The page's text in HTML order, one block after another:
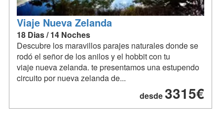
Viaje Nueva Zelanda
18 Dias / 14 Noches
Descubre los maravillos parajes naturales donde se
rodó el señor de los anilos y el hobbit con tu
viaje nueva zelanda. te presentamos una estupendo
circuito por nueva zelanda de...
desde 3315€